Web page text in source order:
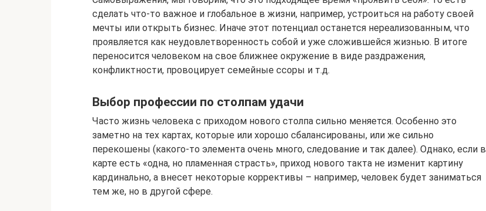
сделать что-то важное и глобальное в жизни, например, устроиться на работу своей
мечты или открыть бизнес. Иначе этот потенциал останется нереализованным, что
проявляется как неудовлетворенность собой и уже сложившейся жизнью. В итоге
переносится человеком на свое ближнее окружение в виде раздражения,
конфликтности, провоцирует семейные ссоры и т.д.
Выбор профессии по столпам удачи
Часто жизнь человека с приходом нового столпа сильно меняется. Особенно это
заметно на тех картах, которые или хорошо сбалансированы, или же сильно
перекошены (какого-то элемента очень много, следование и так далее). Однако, если в
карте есть «одна, но пламенная страсть», приход нового такта не изменит картину
кардинально, а внесет некоторые коррективы – например, человек будет заниматься
тем же, но в другой сфере.